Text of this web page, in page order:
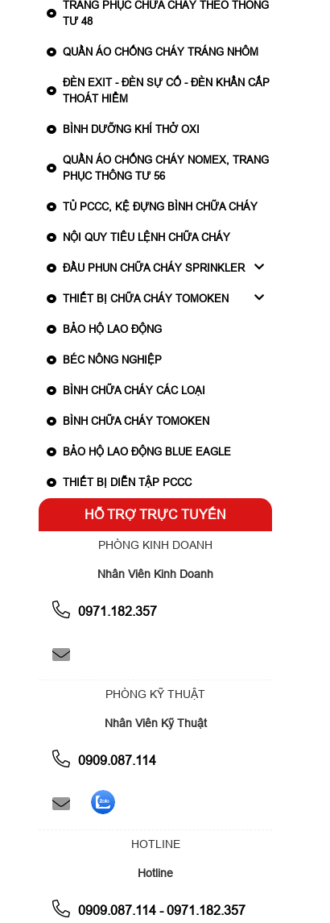
TRANG PHỤC CHỮA CHÁY THEO THÔNG
TƯ 48
QUẦN ÁO CHỐNG CHÁY TRÁNG NHÔM
ĐÈN EXIT - ĐÈN SỰ CỐ - ĐÈN KHẨN CẤP
THOÁT HIỂM
BÌNH DƯỠNG KHÍ THỞ OXI
QUẦN ÁO CHỐNG CHÁY NOMEX, TRANG
PHỤC THÔNG TƯ 56
TỦ PCCC, KỆ ĐỰNG BÌNH CHỮA CHÁY
NỘI QUY TIÊU LỆNH CHỮA CHÁY
ĐẦU PHUN CHỮA CHÁY SPRINKLER
THIẾT BỊ CHỮA CHÁY TOMOKEN
BẢO HỘ LAO ĐỘNG
BÉC NÔNG NGHIỆP
BÌNH CHỮA CHÁY CÁC LOẠI
BÌNH CHỮA CHÁY TOMOKEN
BẢO HỘ LAO ĐỘNG BLUE EAGLE
THIẾT BỊ DIỄN TẬP PCCC
HỖ TRỢ TRỰC TUYẾN
PHÒNG KINH DOANH
Nhân Viên Kinh Doanh
0971.182.357
PHÒNG KỸ THUẬT
Nhân Viên Kỹ Thuật
0909.087.114
HOTLINE
Hotline
0909.087.114 - 0971.182.357